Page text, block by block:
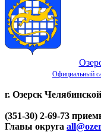
Официальный
г. Озерск
(351-30) 2-69-73
Главы округа